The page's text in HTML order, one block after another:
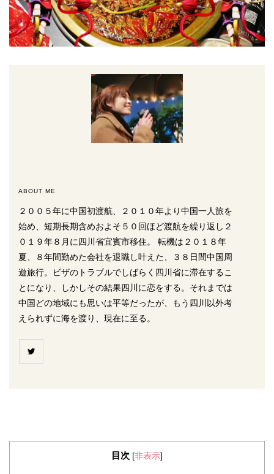
ABOUT ME
２００５年に中国初渡航、２０１０年より中国一人旅を
始め、短期長期含めおよそ５０回ほど渡航を繰り返し２
０１９年８月に四川省宜賓市移住。 転機は２０１８年
夏、８年間勤めた会社を退職し叶えた、３８日間中国周
遊旅行。ビザのトラブルでしばらく四川省に滞在するこ
とになり、しかしその結果四川に恋をする。それまでは
中国どの地域にも思いは平等だったが、もう四川以外考
えられずに海を渡り、現在に至る。
目次 [非表示]